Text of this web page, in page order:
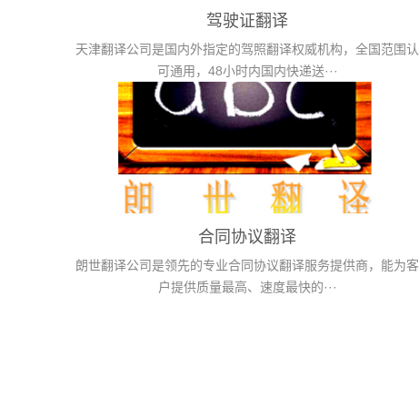
驾驶证翻译
天津翻译公司是国内外指定的驾照翻译权威机构，全国范围认
可通用，48小时内国内快递送···
合同协议翻译
朗世翻译公司是领先的专业合同协议翻译服务提供商，能为客
户提供质量最高、速度最快的···